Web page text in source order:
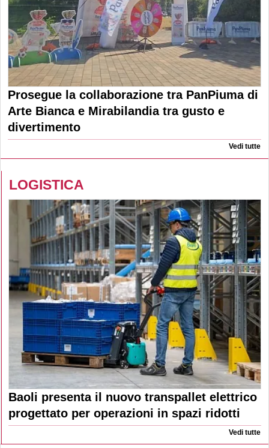
Prosegue la collaborazione tra PanPiuma di
Arte Bianca e Mirabilandia tra gusto e
divertimento
Vedi tutte
LOGISTICA
Baoli presenta il nuovo transpallet elettrico
progettato per operazioni in spazi ridotti
Vedi tutte